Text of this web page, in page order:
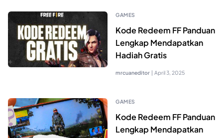
GAMES
Kode Redeem FF Panduan
Lengkap Mendapatkan
Hadiah Gratis
mrcuaneditor | April 3, 2025
GAMES
Kode Redeem FF Panduan
Lengkap Mendapatkan